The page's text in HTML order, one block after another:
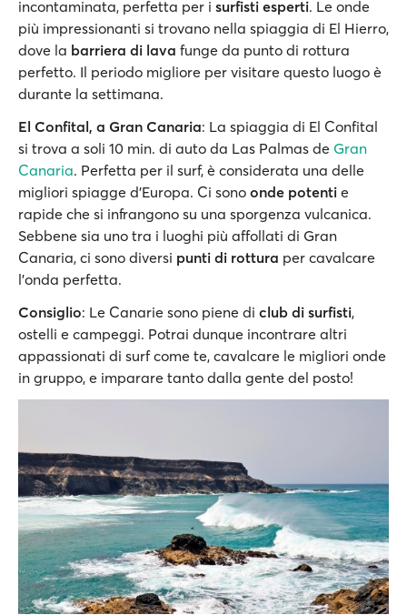
incontaminata, perfetta per i surfisti esperti. Le onde
più impressionanti si trovano nella spiaggia di El Hierro,
dove la barriera di lava funge da punto di rottura
perfetto. Il periodo migliore per visitare questo luogo è
durante la settimana.
El Confital, a Gran Canaria: La spiaggia di El Confital
si trova a soli 10 min. di auto da Las Palmas de Gran
Canaria. Perfetta per il surf, è considerata una delle
migliori spiagge d'Europa. Ci sono onde potenti e
rapide che si infrangono su una sporgenza vulcanica.
Sebbene sia uno tra i luoghi più affollati di Gran
Canaria, ci sono diversi punti di rottura per cavalcare
l'onda perfetta.
Consiglio: Le Canarie sono piene di club di surfisti,
ostelli e campeggi. Potrai dunque incontrare altri
appassionati di surf come te, cavalcare le migliori onde
in gruppo, e imparare tanto dalla gente del posto!